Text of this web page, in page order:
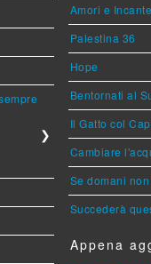
❯
Amori e
Palestina 36
Hope
Bentornati al
Il Gatto col
Cambiare
Se domani
Succederà
Appena